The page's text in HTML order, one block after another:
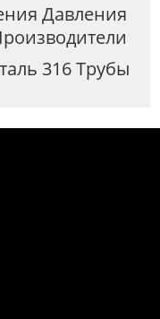
Давления
316 Трубы